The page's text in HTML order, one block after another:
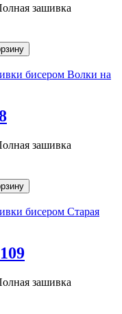
зашивка
зашивка
зашивка